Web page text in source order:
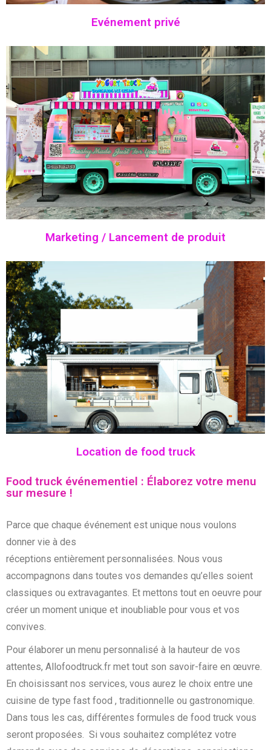
Evénement privé
Marketing / Lancement de produit
Location de food truck
Food truck événementiel : Élaborez votre menu
sur mesure !
Parce que chaque événement est unique nous voulons
donner vie à des
réceptions entièrement personnalisées. Nous vous
accompagnons dans toutes vos demandes qu’elles soient
classiques ou extravagantes. Et mettons tout en oeuvre pour
créer un moment unique et inoubliable pour vous et vos
convives.
Pour élaborer un menu personnalisé à la hauteur de vos
attentes, Allofoodtruck.fr met tout son savoir-faire en œuvre.
En choisissant nos services, vous aurez le choix entre une
cuisine de type fast food , traditionnelle ou gastronomique.
Dans tous les cas, différentes formules de food truck vous
seront proposées. Si vous souhaitez complétez votre